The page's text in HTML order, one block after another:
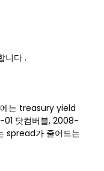
니다 .
에는 treasury yield
닷컴버블, 2008-
spread가 줄어드는